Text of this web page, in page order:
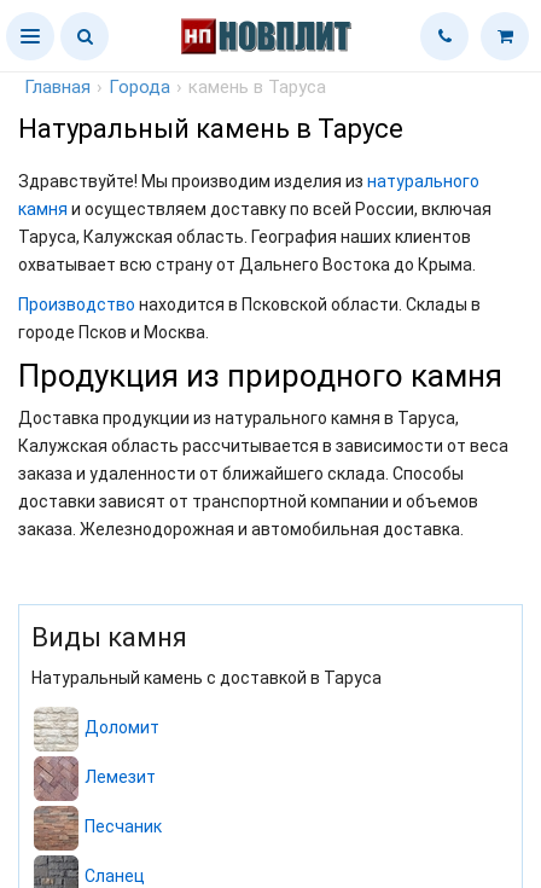
Главная › Города › камень в Таруса
Натуральный камень в Тарусе
Здравствуйте! Мы производим изделия из натурального
камня и осуществляем доставку по всей России, включая
Таруса, Калужская область. География наших клиентов
охватывает всю страну от Дальнего Востока до Крыма.
Производство находится в Псковской области. Склады в
городе Псков и Москва.
Продукция из природного камня
Доставка продукции из натурального камня в Таруса,
Калужская область рассчитывается в зависимости от веса
заказа и удаленности от ближайшего склада. Способы
доставки зависят от транспортной компании и объемов
заказа. Железнодорожная и автомобильная доставка.
Виды камня
Натуральный камень с доставкой в Таруса
Доломит
Лемезит
Песчаник
Сланец